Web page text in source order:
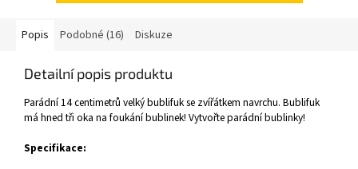
Popis Podobné (16) Diskuze
Detailní popis produktu
Parádní 14 centimetrů velký bublifuk se zvířátkem navrchu. Bublifuk
má hned tři oka na foukání bublinek! Vytvořte parádní bublinky!
Specifikace: